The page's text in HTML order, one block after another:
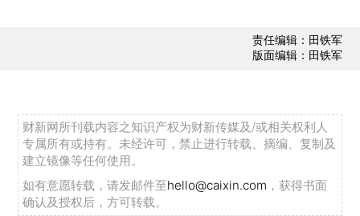
责任编辑：田铁军
版面编辑：田铁军
财新网所刊载内容之知识产权为财新传媒及/或相关权利人
专属所有或持有。未经许可，禁止进行转载、摘编、复制及
建立镜像等任何使用。
如有意愿转载，请发邮件至hello@caixin.com ，获得书面
确认及授权后，方可转载。